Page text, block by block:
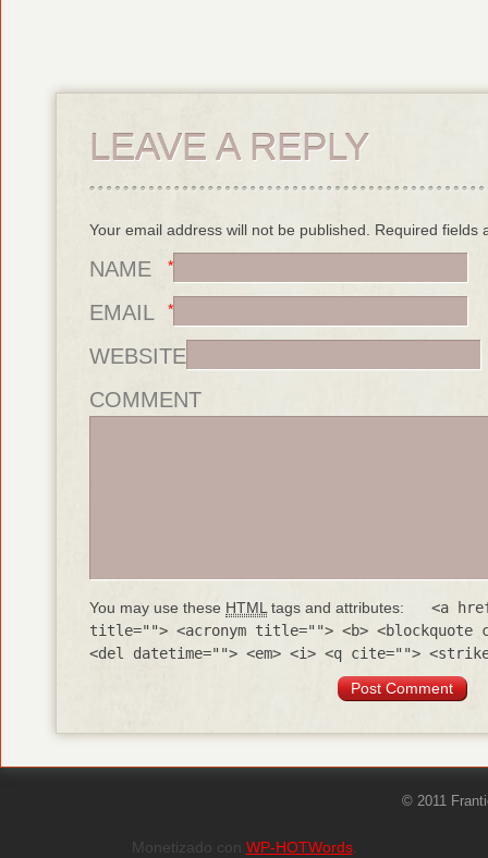
LEAVE A REPLY
Your email address will not be published. Required fields
NAME *
EMAIL *
WEBSITE
COMMENT
You may use these HTML tags and attributes:
<a
title=""> <acronym title=""> <b> <blockquote
<del datetime=""> <em> <i> <q cite="">
© 2011
Monetizado con WP-HOTWords.